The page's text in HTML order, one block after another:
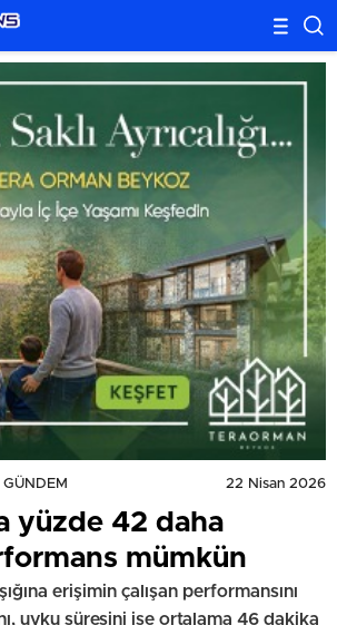
GÜNDEM 22 Nisan 2026
yüzde 42 daha
mümkün
erişimin çalışan performansını
uyku süresini ise ortalama 46 dakika